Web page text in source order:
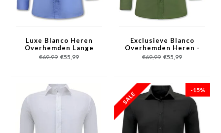
Luxe Blanco Heren
Overhemden Lange
Mouw - Slim Fit - 3082
- Blauw
€69,99 €55,99
Exclusieve Blanco
Overhemden Heren -
Slim Fit - 3083 - Groen
€69,99 €55,99
-15%